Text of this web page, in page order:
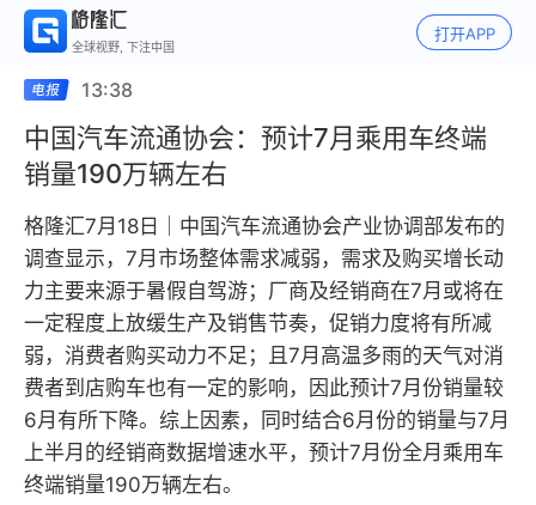
全球视野, 下注中国
打开APP
13:38
中国汽车流通协会：预计7月乘用车终端
销量190万辆左右
格隆汇7月18日｜中国汽车流通协会产业协调部发布的
调查显示，7月市场整体需求减弱，需求及购买增长动
力主要来源于暑假自驾游；厂商及经销商在7月或将在
一定程度上放缓生产及销售节奏，促销力度将有所减
弱，消费者购买动力不足；且7月高温多雨的天气对消
费者到店购车也有一定的影响，因此预计7月份销量较
6月有所下降。综上因素，同时结合6月份的销量与7月
上半月的经销商数据增速水平，预计7月份全月乘用车
终端销量190万辆左右。